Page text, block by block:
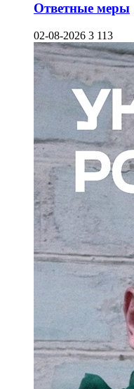
Ответные меры
02-08-2026 3 113